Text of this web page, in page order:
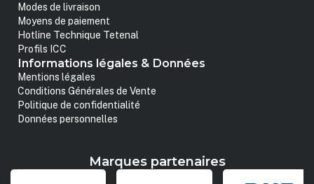
Modes de livraison
Moyens de paiement
Hotline Technique Tetenal
Profils ICC
Informations légales & Données
Mentions légales
Conditions Générales de Vente
Politique de confidentialité
Données personnelles
Marques partenaires